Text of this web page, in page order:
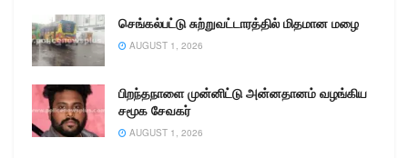
செங்கல்பட்டு சுற்றுவட்டாரத்தில் மிதமான மழை
AUGUST 1, 2026
பிறந்தநாளை முன்னிட்டு அன்னதானம் வழங்கிய
சமூக சேவகர்
AUGUST 1, 2026